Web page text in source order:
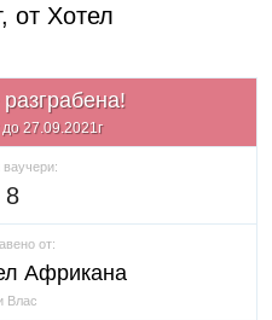
от Хотел
27.09.2021г
ваучери:
8
от:
Африкана
Влас